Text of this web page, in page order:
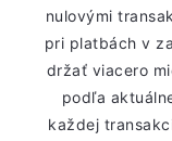
nulovými
pri platbách v
držať viacero
podľa
každej